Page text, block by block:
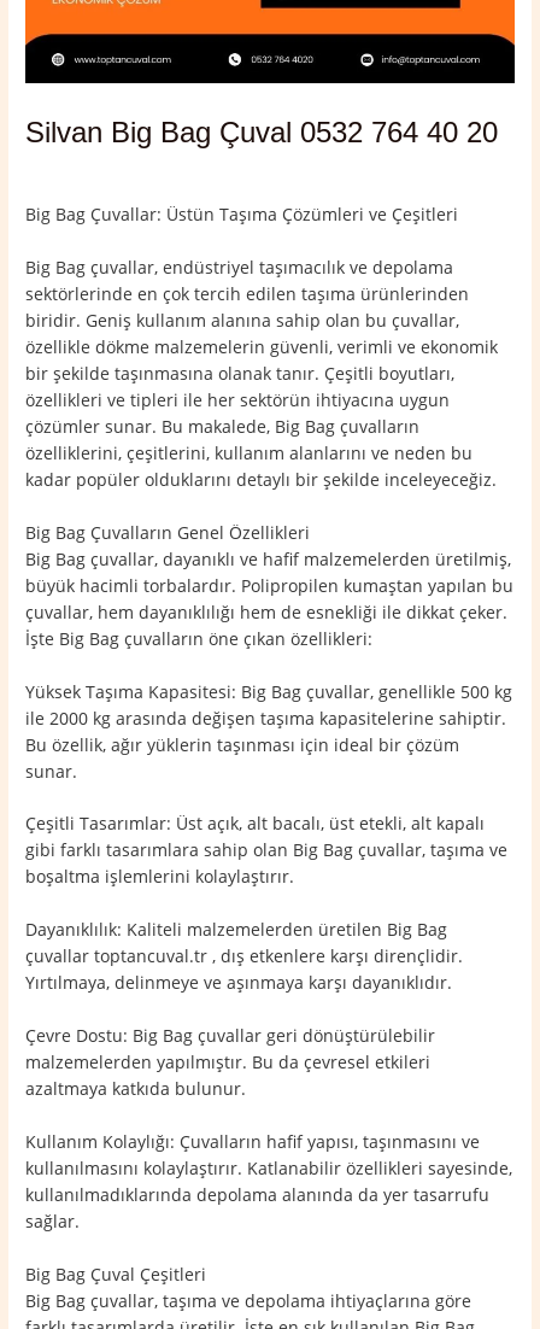
Silvan Big Bag Çuval 0532 764 40 20
Big Bag Çuvallar: Üstün Taşıma Çözümleri ve Çeşitleri
Big Bag çuvallar, endüstriyel taşımacılık ve depolama
sektörlerinde en çok tercih edilen taşıma ürünlerinden
biridir. Geniş kullanım alanına sahip olan bu çuvallar,
özellikle dökme malzemelerin güvenli, verimli ve ekonomik
bir şekilde taşınmasına olanak tanır. Çeşitli boyutları,
özellikleri ve tipleri ile her sektörün ihtiyacına uygun
çözümler sunar. Bu makalede, Big Bag çuvalların
özelliklerini, çeşitlerini, kullanım alanlarını ve neden bu
kadar popüler olduklarını detaylı bir şekilde inceleyeceğiz.
Big Bag Çuvalların Genel Özellikleri
Big Bag çuvallar, dayanıklı ve hafif malzemelerden üretilmiş,
büyük hacimli torbalardır. Polipropilen kumaştan yapılan bu
çuvallar, hem dayanıklılığı hem de esnekliği ile dikkat çeker.
İşte Big Bag çuvalların öne çıkan özellikleri:
Yüksek Taşıma Kapasitesi: Big Bag çuvallar, genellikle 500 kg
ile 2000 kg arasında değişen taşıma kapasitelerine sahiptir.
Bu özellik, ağır yüklerin taşınması için ideal bir çözüm
sunar.
Çeşitli Tasarımlar: Üst açık, alt bacalı, üst etekli, alt kapalı
gibi farklı tasarımlara sahip olan Big Bag çuvallar, taşıma ve
boşaltma işlemlerini kolaylaştırır.
Dayanıklılık: Kaliteli malzemelerden üretilen Big Bag
çuvallar toptancuval.tr , dış etkenlere karşı dirençlidir.
Yırtılmaya, delinmeye ve aşınmaya karşı dayanıklıdır.
Çevre Dostu: Big Bag çuvallar geri dönüştürülebilir
malzemelerden yapılmıştır. Bu da çevresel etkileri
azaltmaya katkıda bulunur.
Kullanım Kolaylığı: Çuvalların hafif yapısı, taşınmasını ve
kullanılmasını kolaylaştırır. Katlanabilir özellikleri sayesinde,
kullanılmadıklarında depolama alanında da yer tasarrufu
sağlar.
Big Bag Çuval Çeşitleri
Big Bag çuvallar, taşıma ve depolama ihtiyaçlarına göre